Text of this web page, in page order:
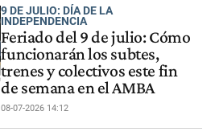
9 DE JULIO: DÍA DE LA
INDEPENDENCIA
Feriado del 9 de julio: Cómo
funcionarán los subtes,
trenes y colectivos este fin
de semana en el AMBA
08-07-2026 14:12